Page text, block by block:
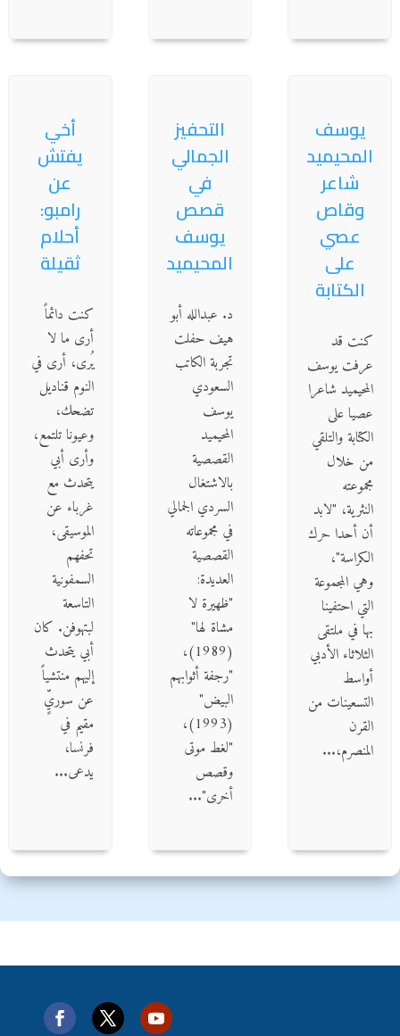
يوسف
المحيميد
شاعر
وقاص
عصي
على
الكتابة
كنت قد
عرفت يوسف
المحيميد شاعرا
عصيا على
الكتابة والتلقي
من خلال
مجموعته
النثرية، "لابد
أن أحدا حرك
الكراسة"،
وهي المجموعة
التي احتفينا
بها في ملتقى
الثلاثاء الأدبي
أواسط
التسعينات من
القرن
المنصرم،...
التحفيز
الجمالي
في
قصص
يوسف
المحيميد
د. عبدالله أبو
هيف حفلت
تجربة الكاتب
السعودي
يوسف
المحيميد
القصصية
بالاشتغال
السردي الجمالي
في مجموعاته
القصصية
العديدة:
"ظهيرة لا
مشاة لها"
(1989)،
"رجفة أثوابهم
البيض"
(1993)،
"لغط موتى
وقصص
أخرى"...
أخي
يفتش
عن
رامبو:
أحلام
ثقيلة
كنت دائماً
أرى ما لا
يُرى، أرى في
النوم قناديل
تضحك،
وعيونا تلتمع،
وأرى أبي
يتحدث مع
غرباء عن
الموسيقى،
تحفهم
السمفونية
التاسعة
لبتهوفن. كان
أبي يتحدث
إليهم منتشياً
عن سوريٍّ
مقيم في
فرنسا،
يدعى...